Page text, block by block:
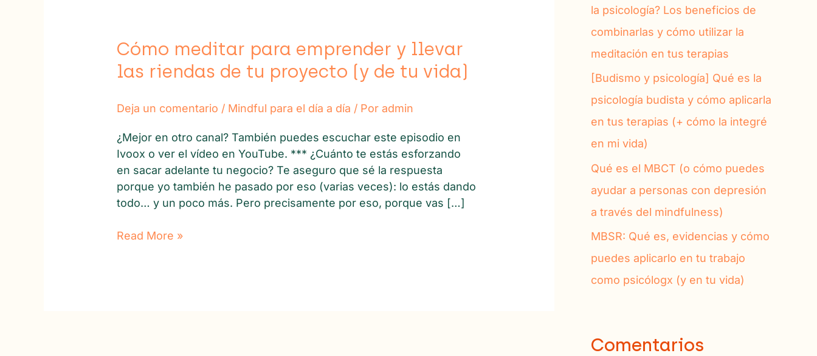
Cómo meditar para emprender y llevar
las riendas de tu proyecto (y de tu vida)
Deja un comentario / Mindful para el día a día / Poradmin
¿Mejor en otro canal? También puedes escuchar este episodio en
Ivoox o ver el vídeo en YouTube. *** ¿Cuánto te estás esforzando
en sacar adelante tu negocio? Te aseguro que sé la respuesta
porque yo también he pasado por eso (varias veces): lo estás dando
todo… y un poco más. Pero precisamente por eso, porque vas […]
de
tu
(y
tu
vida)
Read More »
la psicología? Los beneficios de
combinarlas y cómo utilizar la
meditación en tus terapias
[Budismo y psicología] Qué es la
psicología budista y cómo aplicarla
en tus terapias (+ cómo la integré
en mi vida)
Qué es el MBCT (o cómo puedes
ayudar a personas con depresión
a través del mindfulness)
MBSR: Qué es, evidencias y cómo
puedes aplicarlo en tu trabajo
como psicólogx (y en tu vida)
Comentarios